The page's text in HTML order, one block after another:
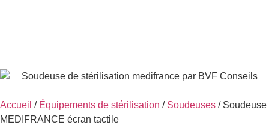
Accueil / Équipements de stérilisation / Soudeuses / Soudeuse
MEDIFRANCE écran tactile